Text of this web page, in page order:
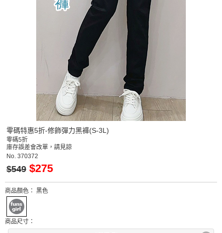
零碼特惠5折-修飾彈力黑褲(S-3L)
零碼5折
庫存誤差會改單，請見諒
No. 370372
$549 $275
商品顏色： 黑色
商品尺寸：